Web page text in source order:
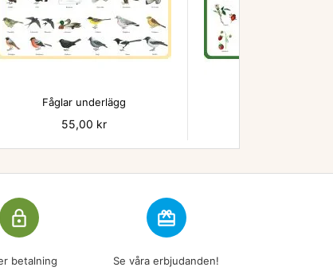

Fåglar underlägg
Pris
55,00 kr
lock_outline
betalning
redeem
Se våra erbjudanden!